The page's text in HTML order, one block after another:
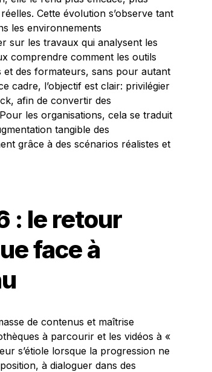
Cette évolution s’observe tant
les environnements
sur les travaux qui analysent les
comprendre comment les outils
des formateurs, sans pour autant
cadre, l’objectif est clair: privilégier
afin de convertir des
les organisations, cela se traduit
tangible des
grâce à des scénarios réalistes et
: le retour
face à
de contenus et maîtrise
à parcourir et les vidéos à «
s’étiole lorsque la progression ne
à dialoguer dans des